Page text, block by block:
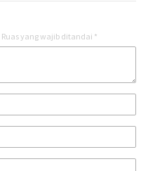
Ruas yang wajib ditandai *